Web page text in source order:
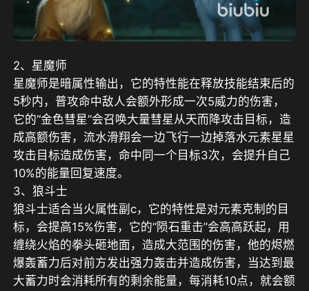
2、星魔师
星魔师是暗属性输出，它的特性能在释放技能结束后的
5秒内，普攻命中敌人会额外形成一次5威力的伤害，
它的“金色彗星”会召唤大量彗星从天而降攻击目标，造
成高额伤害，流水滑翔会一边飞行一边掉落水元素星星
攻击目标造成伤害，命中同一个目标3次，会提升自己
10%的能量回复速度。
3、狼斗士
狼斗士适合当火属性副c，它的特性是对元素克制的目
标，会提高15%伤害，它的“陨石重击”会高高跃起，用
缠绕火焰的拳头砸地面，造成大范围的伤害，他的烬燃
爆轰蓄力后对前方发出强力轰击并造成伤害，当达到最
大蓄力时会消耗所有的剩余能量，每消耗10点，就会额